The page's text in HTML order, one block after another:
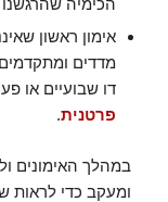
הכימיה
אימון ראשון
מדדים
דו שבועיים או
פרטנית.
במהלך האימונים
ומעקב כדי לראות